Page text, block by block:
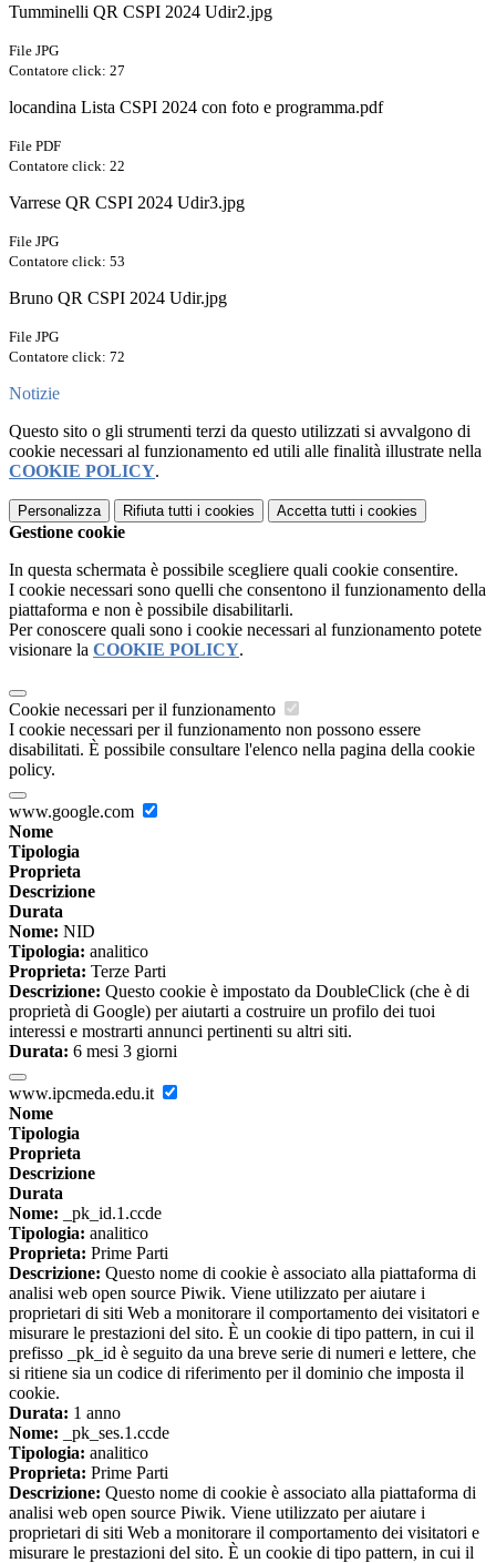
Tumminelli QR CSPI 2024 Udir2.jpg
File JPG
Contatore click: 27
locandina Lista CSPI 2024 con foto e programma.pdf
File PDF
Contatore click: 22
Varrese QR CSPI 2024 Udir3.jpg
File JPG
Contatore click: 53
Bruno QR CSPI 2024 Udir.jpg
File JPG
Contatore click: 72
Notizie
Questo sito o gli strumenti terzi da questo utilizzati si avvalgono di
cookie necessari al funzionamento ed utili alle finalità illustrate nella
COOKIE POLICY.
Personalizza Rifiuta tutti i cookies Accetta tutti i cookies
Gestione cookie
In questa schermata è possibile scegliere quali cookie consentire.
I cookie necessari sono quelli che consentono il funzionamento della
piattaforma e non è possibile disabilitarli.
Per conoscere quali sono i cookie necessari al funzionamento potete
visionare la COOKIE POLICY.
Cookie necessari per il funzionamento
I cookie necessari per il funzionamento non possono essere
disabilitati. È possibile consultare l'elenco nella pagina della cookie
policy.
www.google.com
Nome
Tipologia
Proprieta
Descrizione
Durata
Nome: NID
Tipologia: analitico
Proprieta: Terze Parti
Descrizione: Questo cookie è impostato da DoubleClick (che è di
proprietà di Google) per aiutarti a costruire un profilo dei tuoi
interessi e mostrarti annunci pertinenti su altri siti.
Durata: 6 mesi 3 giorni
www.ipcmeda.edu.it
Nome
Tipologia
Proprieta
Descrizione
Durata
Nome: _pk_id.1.ccde
Tipologia: analitico
Proprieta: Prime Parti
Descrizione: Questo nome di cookie è associato alla piattaforma di
analisi web open source Piwik. Viene utilizzato per aiutare i
proprietari di siti Web a monitorare il comportamento dei visitatori e
misurare le prestazioni del sito. È un cookie di tipo pattern, in cui il
prefisso _pk_id è seguito da una breve serie di numeri e lettere, che
si ritiene sia un codice di riferimento per il dominio che imposta il
cookie.
Durata: 1 anno
Nome: _pk_ses.1.ccde
Tipologia: analitico
Proprieta: Prime Parti
Descrizione: Questo nome di cookie è associato alla piattaforma di
analisi web open source Piwik. Viene utilizzato per aiutare i
proprietari di siti Web a monitorare il comportamento dei visitatori e
misurare le prestazioni del sito. È un cookie di tipo pattern, in cui il